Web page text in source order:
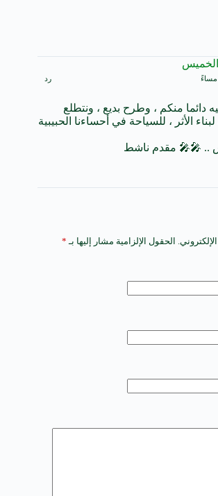
رد
دائما منكم ، وطرح بديع ، ونتطلع
الأثر ، للسياحة في أحساءنا الحبيبية
.. 🎤🎤 مقدم ناشط
الحقول الإلزامية مشار إليها بـ *